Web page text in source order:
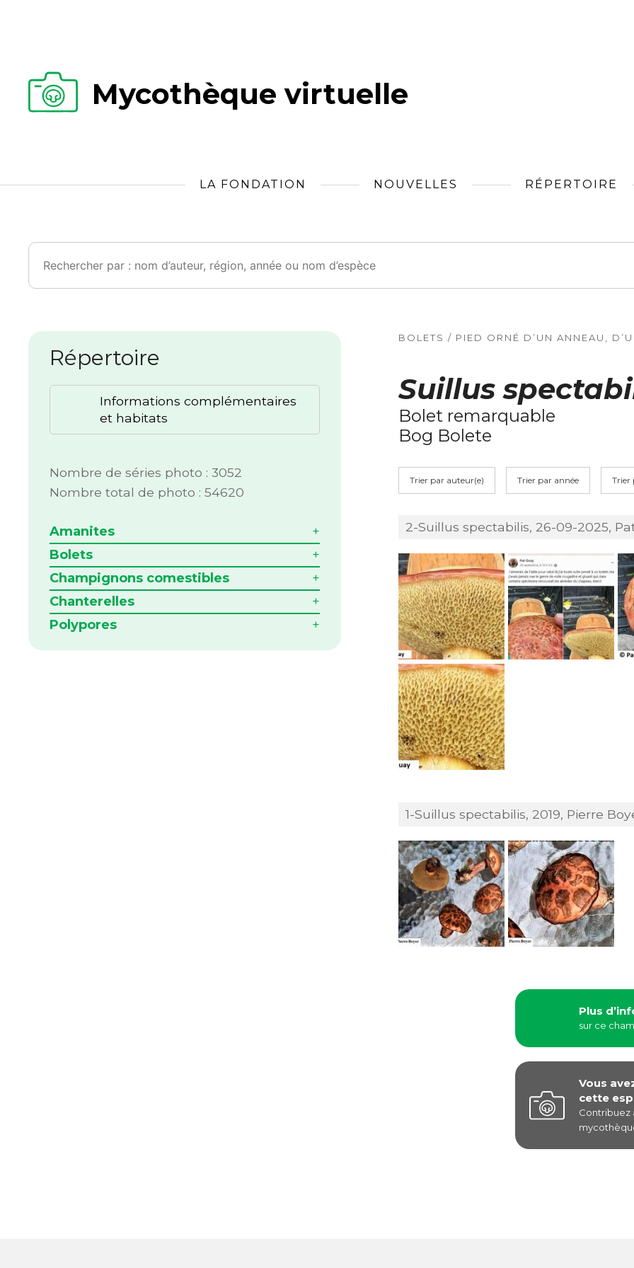
Mycothèque virtuelle
LA FONDATION NOUVELLES RÉPERTOIRE
Rechercher :
Répertoire
Informations complémentaires
et habitats
Nombre de séries photo : 3052
Nombre total de photo : 54620
Amanites
Bolets
Champignons comestibles
Chanterelles
Polypores
BOLETS / PIED ORNÉ D’UN ANNEAU,
Suillus
Bolet remarquable
Bog Bolete
Trier par auteur(e) Trier par année Trier
2-Suillus spectabilis, 26-09-2025,
1-Suillus spectabilis, 2019, Pierre
Plus
sur ce
Vous
cette
Contribuez